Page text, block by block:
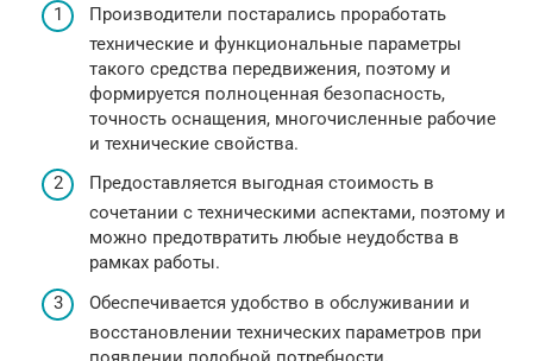
Производители постарались проработать
технические и функциональные параметры
такого средства передвижения, поэтому и
формируется полноценная безопасность,
точность оснащения, многочисленные рабочие
и технические свойства.
Предоставляется выгодная стоимость в
сочетании с техническими аспектами, поэтому и
можно предотвратить любые неудобства в
рамках работы.
Обеспечивается удобство в обслуживании и
восстановлении технических параметров при